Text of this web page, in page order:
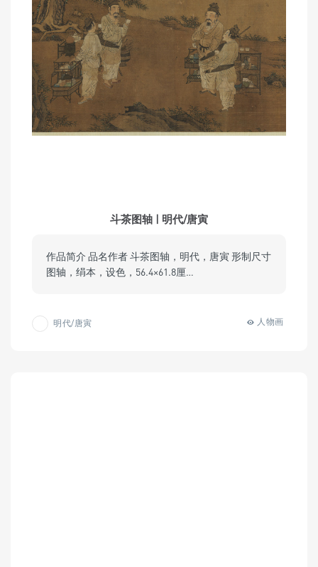
斗茶图轴 | 明代/唐寅
作品简介 品名作者 斗茶图轴，明代，唐寅 形制尺寸
图轴，绢本，设色，56.4×61.8厘…
明代/唐寅 人物画